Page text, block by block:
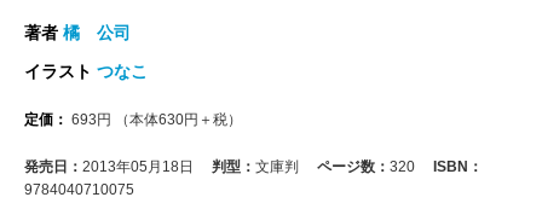
著者 橘 公司
イラスト つなこ
定価： 693 円 （本体630円＋税）
発売日： 2013年05月18日 判型： 文庫判 ページ数： 320
ISBN：
9784040710075